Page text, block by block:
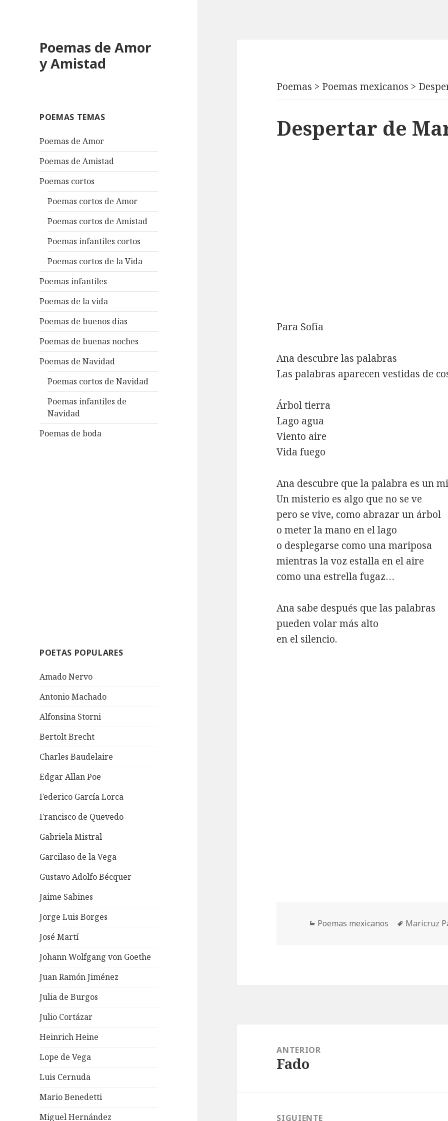
Poemas de Amor
y Amistad
POEMAS TEMAS
Poemas de Amor
Poemas de Amistad
Poemas cortos
Poemas cortos de Amor
Poemas cortos de Amistad
Poemas infantiles cortos
Poemas cortos de la Vida
Poemas infantiles
Poemas de la vida
Poemas de buenos días
Poemas de buenas noches
Poemas de Navidad
Poemas cortos de Navidad
Poemas infantiles de
Navidad
Poemas de boda
POETAS POPULARES
Amado Nervo
Antonio Machado
Alfonsina Storni
Bertolt Brecht
Charles Baudelaire
Edgar Allan Poe
Federico García Lorca
Francisco de Quevedo
Gabriela Mistral
Garcilaso de la Vega
Gustavo Adolfo Bécquer
Jaime Sabines
Jorge Luis Borges
José Martí
Johann Wolfgang von Goethe
Juan Ramón Jiménez
Julia de Burgos
Julio Cortázar
Heinrich Heine
Lope de Vega
Luis Cernuda
Mario Benedetti
Miguel Hernández
Poemas > Poemas mexicanos >
Despertar de
Para Sofía
Ana descubre las palabras
Las palabras aparecen vestidas de
Árbol tierra
Lago agua
Viento aire
Vida fuego
Ana descubre que la palabra es un
Un misterio es algo que no se ve
pero se vive, como abrazar un árbol
o meter la mano en el lago
o desplegarse como una mariposa
mientras la voz estalla en el aire
como una estrella fugaz…
Ana sabe después que las palabras
pueden volar más alto
en el silencio.
Categorías
Poemas mexicanos Etiquetas
Maricruz
entradas
ANTERIOR
Entrada
Fado
SIGUIENTE